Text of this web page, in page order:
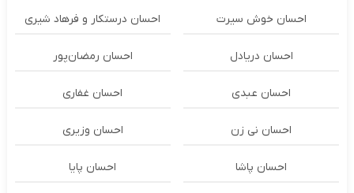
احسان خوش سیرت احسان درستكار و فرهاد شيرى
احسان دریادل احسان رمضان‌پور
احسان عبدی احسان غفاری
احسان نی زن احسان وزیری
احسان پاشا احسان پایا